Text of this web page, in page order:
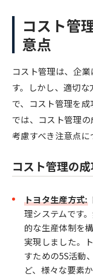
コスト管
意点
コスト管理は、企
す。しかし、適切
で、コスト管理を
では、コスト管理
考慮すべき注意点に
コスト管理の
トヨタ生産方式:
理システムです
的な生産体制を
実現しました。
すための5S活動
ど、様々な要素